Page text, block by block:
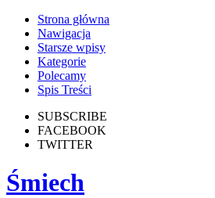
Strona główna
Nawigacja
Starsze wpisy
Kategorie
Polecamy
Spis Treści
SUBSCRIBE
FACEBOOK
TWITTER
Śmiech